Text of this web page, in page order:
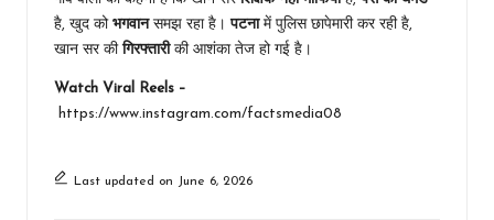
है, खुद को भगवानसमझ रहा है।पटनामें पुलिस छापेमारी कर रही है,
खान सर कीगिरफ्तारीकी आशंका तेज हो गई है।
Watch Viral Reels –
https://www.instagram.com/factsmedia08
Last updated on June 6, 2026